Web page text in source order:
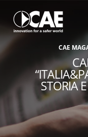
CAE MAG
STORIA